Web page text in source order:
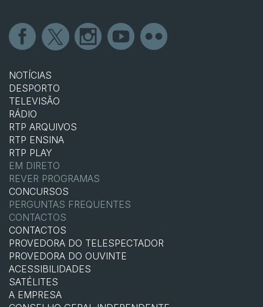
NOTÍCIAS
DESPORTO
TELEVISÃO
RÁDIO
RTP ARQUIVOS
RTP ENSINA
RTP PLAY
EM DIRETO
REVER PROGRAMAS
CONCURSOS
PERGUNTAS FREQUENTES
CONTACTOS
CONTACTOS
PROVEDORA DO TELESPECTADOR
PROVEDORA DO OUVINTE
ACESSIBILIDADES
SATÉLITES
A EMPRESA